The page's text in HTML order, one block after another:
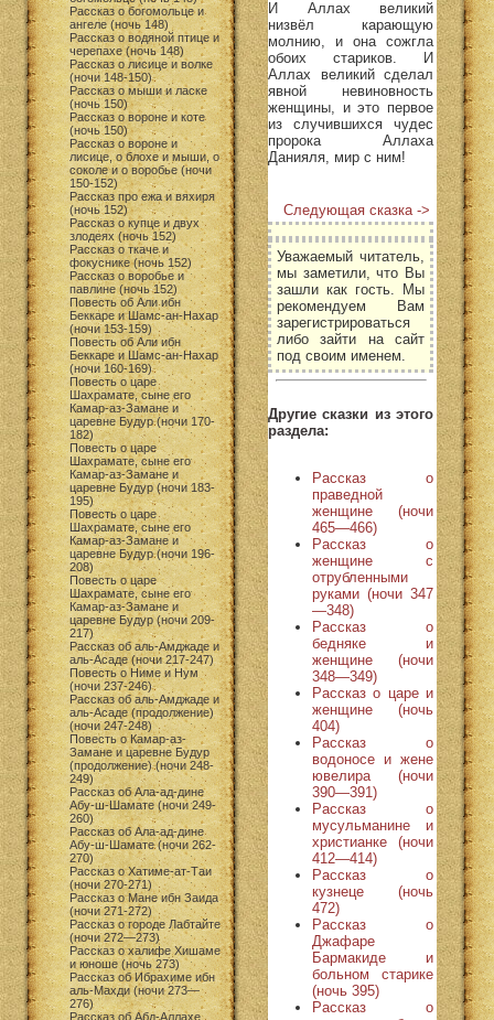
Рассказ о богомольце и
ангеле (ночь 148)
Рассказ о водяной птице и
черепахе (ночь 148)
Рассказ о лисице и волке
(ночи 148-150)
Рассказ о мыши и ласке
(ночь 150)
Рассказ о вороне и коте
(ночь 150)
Рассказ о вороне и
лисице, о блохе и мыши, о
соколе и о воробье (ночи
150-152)
Рассказ про ежа и вяхиря
(ночь 152)
Рассказ о купце и двух
злодеях (ночь 152)
Рассказ о ткаче и
фокуснике (ночь 152)
Рассказ о воробье и
павлине (ночь 152)
Повесть об Али ибн
Беккаре и Шамс-ан-Нахар
(ночи 153-159)
Повесть об Али ибн
Беккаре и Шамс-ан-Нахар
(ночи 160-169)
Повесть о царе
Шахрамате, сыне его
Камар-аз-Замане и
царевне Будур (ночи 170-
182)
Повесть о царе
Шахрамате, сыне его
Камар-аз-Замане и
царевне Будур (ночи 183-
195)
Повесть о царе
Шахрамате, сыне его
Камар-аз-Замане и
царевне Будур (ночи 196-
208)
Повесть о царе
Шахрамате, сыне его
Камар-аз-Замане и
царевне Будур (ночи 209-
217)
Рассказ об аль-Амджаде и
аль-Асаде (ночи 217-247)
Повесть о Ниме и Нум
(ночи 237-246)
Рассказ об аль-Амджаде и
аль-Асаде (продолжение)
(ночи 247-248)
Повесть о Камар-аз-
Замане и царевне Будур
(продолжение) (ночи 248-
249)
Рассказ об Ала-ад-дине
Абу-ш-Шамате (ночи 249-
260)
Рассказ об Ала-ад-дине
Абу-ш-Шамате (ночи 262-
270)
Рассказ о Хатиме-ат-Таи
(ночи 270-271)
Рассказ о Мане ибн Заида
(ночи 271-272)
Рассказ о городе Лабтайте
(ночи 272—273)
Рассказ о халифе Хишаме
и юноше (ночь 273)
Рассказ об Ибрахиме ибн
аль-Махди (ночи 273—
276)
Рассказ об Абд-Аллахе
И Аллах великий
низвёл карающую
молнию, и она сожгла
обоих стариков. И
Аллах великий сделал
явной невиновность
женщины, и это первое
из случившихся чудес
пророка Аллаха
Данияля, мир с ним!
Следующая сказка ->
Уважаемый читатель,
мы заметили, что Вы
зашли как гость. Мы
рекомендуем Вам
зарегистрироваться
либо зайти на сайт
под своим именем.
Другие сказки из этого
раздела:
Рассказ о
праведной
женщине (ночи
465—466)
Рассказ о
женщине с
отрубленными
руками (ночи 347
—348)
Рассказ о
бедняке и
женщине (ночи
348—349)
Рассказ о царе и
женщине (ночь
404)
Рассказ о
водоносе и жене
ювелира (ночи
390—391)
Рассказ о
мусульманине и
христианке (ночи
412—414)
Рассказ о
кузнеце (ночь
472)
Рассказ о
Джафаре
Бармакиде и
больном старике
(ночь 395)
Рассказ о